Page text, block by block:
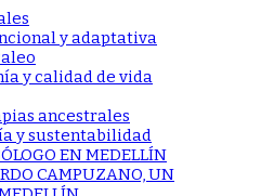
y adaptativa
y calidad de vida
ancestrales
y sustentabilidad
EN MEDELLÍN
CAMPUZANO, UN